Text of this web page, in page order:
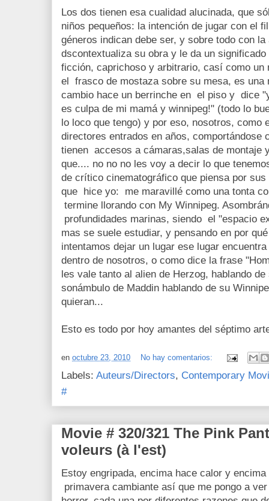
Los dos tienen esa cualidad alucinada, que
niños pequeños: la intención de jugar con el
géneros indican debe ser, y sobre todo con
dscontextualiza su obra y le da un
ficción, caprichoso y arbitrario, casí como un
el frasco de mostaza sobre su mesa, es una
cambio hace un berrinche en el piso y dice
es culpa de mi mamá y winnipeg!" (todo lo
lo loco que tengo) y por eso, nosotros,
directores entrados en años, comportándose
tienen accesos a cámaras,salas de montaje
que.... no no no les voy a decir lo que
de crítico cinematográfico que piensa por
que hice yo: me maravillé como una tonta
termine llorando con My Winnipeg.
profundidades marinas, siendo el "espacio
mas se suele estudiar, y pensando en por
intentamos dejar un lugar ese lugar
dentro de nosotros, o como dice la frase
les vale tanto al alien de Herzog, hablando
sonámbulo de Maddin hablando de su
quieran...
Esto es todo por hoy amantes del séptimo
en octubre 23, 2010 No hay comentarios:
Labels: Auteurs/Directors, Contemporary
#
Movie # 320/321 The Pink
voleurs (à l'est)
Estoy engripada, encima hace calor y
primavera cambiante así que me pongo a